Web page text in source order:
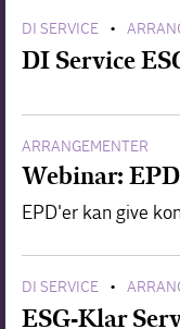
DI SERVICE •
DI Service
ARRANGEMENTER
Webinar:
EPD'er kan give
DI SERVICE •
ESG-Klar